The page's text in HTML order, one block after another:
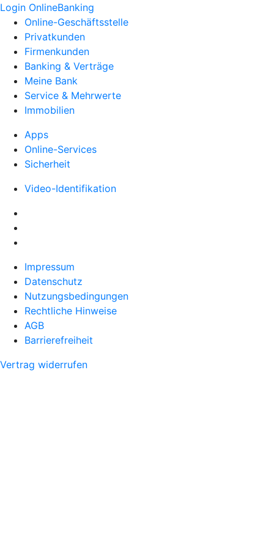
Login OnlineBanking
Online-Geschäftsstelle
Privatkunden
Firmenkunden
Banking & Verträge
Meine Bank
Service & Mehrwerte
Immobilien
Apps
Online-Services
Sicherheit
Video-Identifikation
Impressum
Datenschutz
Nutzungsbedingungen
Rechtliche Hinweise
AGB
Barrierefreiheit
Vertrag widerrufen